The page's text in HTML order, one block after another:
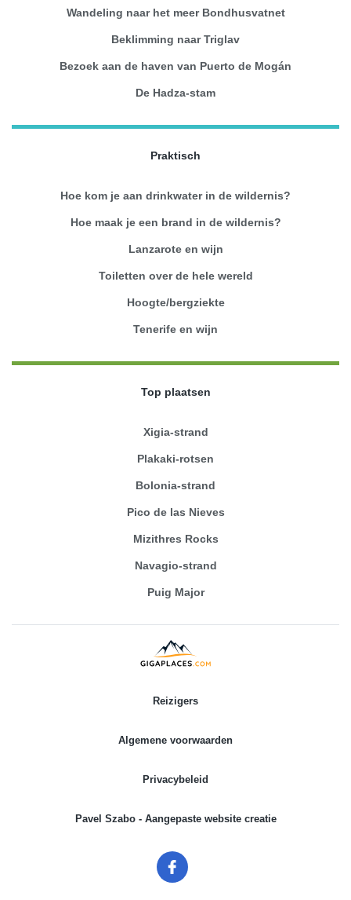
Wandeling naar het meer Bondhusvatnet
Beklimming naar Triglav
Bezoek aan de haven van Puerto de Mogán
De Hadza-stam
Praktisch
Hoe kom je aan drinkwater in de wildernis?
Hoe maak je een brand in de wildernis?
Lanzarote en wijn
Toiletten over de hele wereld
Hoogte/bergziekte
Tenerife en wijn
Top plaatsen
Xigia-strand
Plakaki-rotsen
Bolonia-strand
Pico de las Nieves
Mizithres Rocks
Navagio-strand
Puig Major
Reizigers
Algemene voorwaarden
Privacybeleid
Pavel Szabo - Aangepaste website creatie